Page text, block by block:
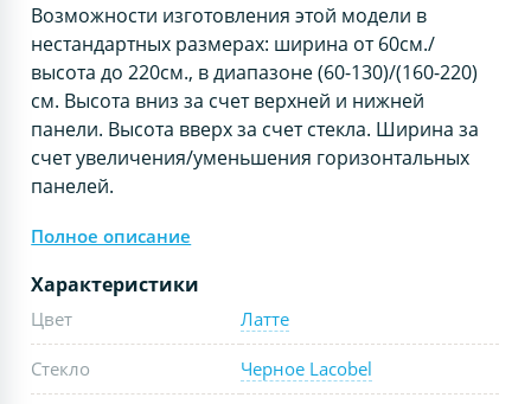
Возможности изготовления этой модели в
нестандартных размерах: ширина от 60см./
высота до 220см., в диапазоне (60-130)/(160-220)
см. Высота вниз за счет верхней и нижней
панели. Высота вверх за счет стекла. Ширина за
счет увеличения/уменьшения горизонтальных
панелей.
Полное описание
Характеристики
Цвет Латте
Стекло Черное Lacobel